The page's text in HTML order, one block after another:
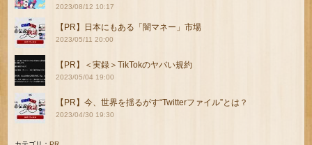
2023/08/12 10:17
【PR】日本にもある「闇マネー」市場
2023/05/11 20:00
【PR】＜実録＞TikTokのヤバい規約
2023/05/04 19:00
【PR】今、世界を揺るがす“Twitterファイル”とは？
2023/04/30 19:30